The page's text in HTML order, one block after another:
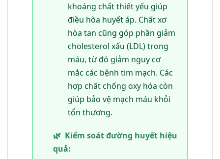
khoáng chất thiết yếu giúp
điều hòa huyết áp. Chất xơ
hòa tan cũng góp phần giảm
cholesterol xấu (LDL) trong
máu, từ đó giảm nguy cơ
mắc các bệnh tim mạch. Các
hợp chất chống oxy hóa còn
giúp bảo vệ mạch máu khỏi
tổn thương.
🌿 Kiểm soát đường huyết hiệu
quả: